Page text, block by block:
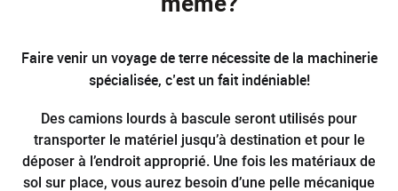
Faire venir un voyage de terre nécessite de la machinerie
spécialisée, c’est un fait indéniable!
Des camions lourds à bascule seront utilisés pour
transporter le matériel jusqu’à destination et pour le
déposer à l’endroit approprié. Une fois les matériaux de
sol sur place, vous aurez besoin d’une pelle mécanique